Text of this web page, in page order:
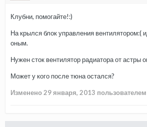
Клубни, помогайте!:)
На крылся блок управления вентилятором:(
оным.
Нужен сток вентилятор радиатора от астры
Может у кого после тюна остался?
Изменено29 января, 2013